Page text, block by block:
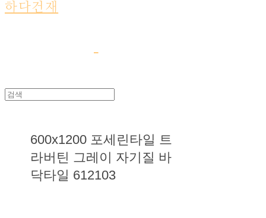
하다건재
600x1200 포세린타일 트
라버틴 그레이 자기질 바
닥타일 612103